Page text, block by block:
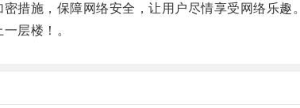
施，保障网络安全，让用户尽情享受网络乐趣。
层楼！。